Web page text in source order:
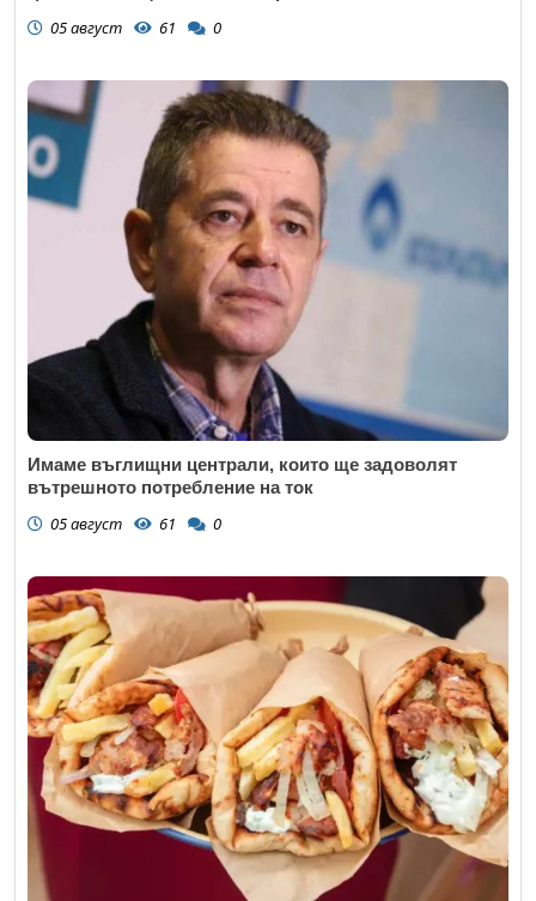
05 август 61 0
Имаме въглищни централи, които ще задоволят
вътрешното потребление на ток
05 август 61 0